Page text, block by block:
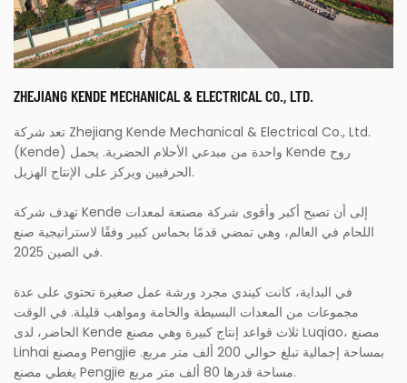
ZHEJIANG KENDE MECHANICAL & ELECTRICAL CO., LTD.
تعد شركة Zhejiang Kende Mechanical & Electrical Co., Ltd.
(Kende) واحدة من مبدعي الأحلام الحضرية. يحمل Kende روح
الحرفيين ويركز على الإنتاج الهزيل.
تهدف شركة Kende إلى أن تصبح أكبر وأقوى شركة مصنعة لمعدات
اللحام في العالم، وهي تمضي قدمًا بحماس كبير وفقًا لاستراتيجية صنع
في الصين 2025.
في البداية، كانت كيندي مجرد ورشة عمل صغيرة تحتوي على عدة
مجموعات من المعدات البسيطة والخامة ومواهب قليلة. في الوقت
الحاضر، لدى Kende ثلاث قواعد إنتاج كبيرة وهي مصنع Luqiao، مصنع
Linhai ومصنع Pengjie بمساحة إجمالية تبلغ حوالي 200 ألف متر مربع.
يغطي مصنع Pengjie مساحة قدرها 80 ألف متر مربع.